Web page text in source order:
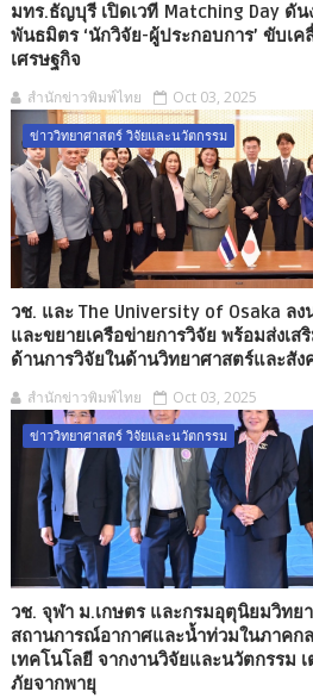
มทร.ธัญบุรี เปิดเวที Matching Day ดัน
พันธมิตร ‘นักวิจัย-ผู้ประกอบการ’ ขับเ
เศรษฐกิจ
สำนักข่าวพิมพ์ไทย Oct 03, 2025
ข่าววิทยาศาสตร์ วิจัยและนวัตกรรม
วช. และ The University of Osaka ล
และขยายเครือข่ายการวิจัย พร้อมส่งเส
ด้านการวิจัยในด้านวิทยาศาสตร์และสัง
สำนักข่าวพิมพ์ไทย Oct 03, 2025
ข่าววิทยาศาสตร์ วิจัยและนวัตกรรม
วช. จุฬา ม.เกษตร และกรมอุตุนิยมวิทย
สถานการณ์อากาศและน้ำท่วมในภาคก
เทคโนโลยี จากงานวิจัยและนวัตกรรม
ภัยจากพายุ